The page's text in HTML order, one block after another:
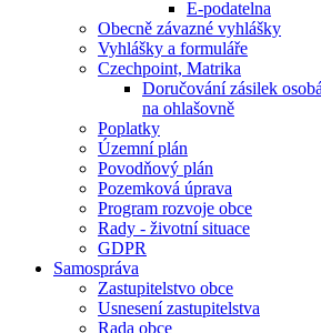
E-podatelna
Obecně závazné vyhlášky
Vyhlášky a formuláře
Czechpoint, Matrika
Doručování zásilek
na ohlašovně
Poplatky
Územní plán
Povodňový plán
Pozemková úprava
Program rozvoje obce
Rady - životní situace
GDPR
Samospráva
Zastupitelstvo obce
Usnesení zastupitelstva
Rada obce